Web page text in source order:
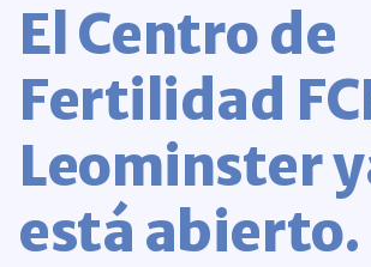
El Centro de
Fertilidad
Leominster
está abierto.